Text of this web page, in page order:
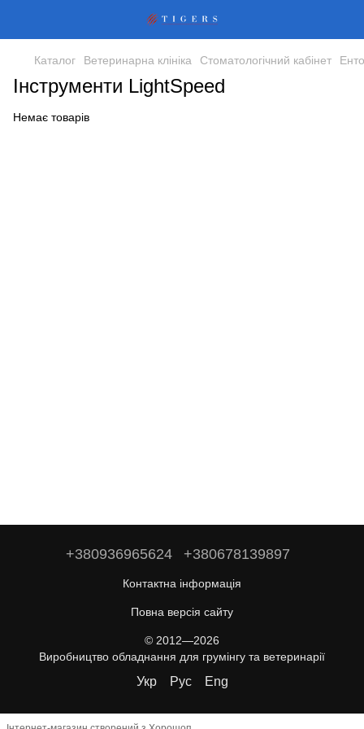
Каталог Ветеринарна клініка Стоматологічний кабінет
Інструменти LightSpeed
Немає товарів
+380936965624 +380678139897
Контактна інформація
Повна версія сайту
© 2012—2026
Виробництво обладнання для грумінгу та ветеринарії
Укр Рус Eng